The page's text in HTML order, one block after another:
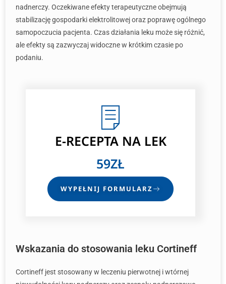
nadnerczy. Oczekiwane efekty terapeutyczne obejmują
stabilizację gospodarki elektrolitowej oraz poprawę ogólnego
samopoczucia pacjenta. Czas działania leku może się różnić,
ale efekty są zazwyczaj widoczne w krótkim czasie po
podaniu.
E-RECEPTANA LEK
59ZŁ
WYPEŁNIJ FORMULARZ
Wskazania do stosowania leku Cortineff
Cortineff jest stosowany w leczeniu pierwotnej i wtórnej